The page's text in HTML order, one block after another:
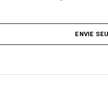
ENVIE